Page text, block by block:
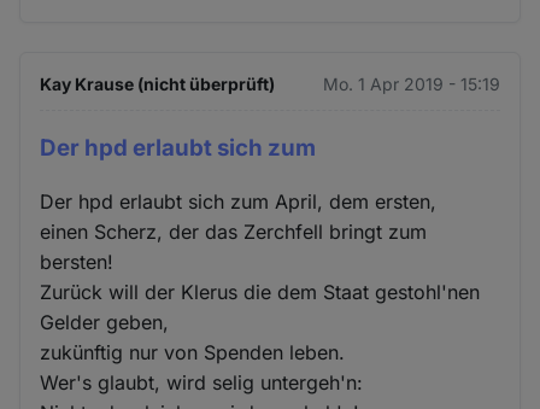
Kay Krause (nicht überprüft) Mo. 1 Apr 2019 - 15:19
Der hpd erlaubt sich zum
Der hpd erlaubt sich zum April, dem ersten,
einen Scherz, der das Zerchfell bringt zum
bersten!
Zurück will der Klerus die dem Staat gestohl'nen
Gelder geben,
zukünftig nur von Spenden leben.
Wer's glaubt, wird selig untergeh'n: